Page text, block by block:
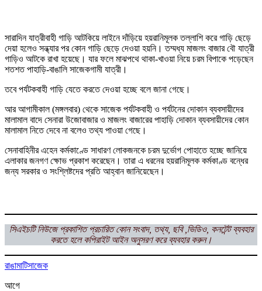
সারাদিন যাত্রীবাহী গাড়ি আটকিয়ে লাইনে দাঁড়িয়ে হয়রানিমূলক তল্লাশি করে গাড়ি ছেড়ে
দেয়া হলেও সন্ধ্যার পর কোন গাড়ি ছেড়ে দেওয়া হয়নি। তম্মধ্য মাজলং বাজার বৌ যাত্রী
গাড়িও আটকে রাখা হয়েছে। যার ফলে মাঝপথে থাকা-খাওয়া নিয়ে চরম বিপাকে পড়েছেন
শতশত পাহাড়ি-বাঙালি সাজেকগামী যাত্রী।
তবে পর্যটকবাহী গাড়ি যেতে করতে দেওয়া হচ্ছে বলে জানা গেছে।
আর আগামীকাল (মঙ্গলবার) থেকে সাজেক পর্যটকবাহী ও পর্যটনের দোকান ব্যবসায়ীদের
মালামাল বাদে সেনারা উজোবাজার ও মাজলং বাজারের পাহাড়ি দোকান ব্যবসায়ীদের কোন
মালামাল নিতে দেবে না বলেও তথ্য পাওয়া গেছে।
সেনাবাহিনীর এহেন কর্মকাণ্ডে সাধারণ লোকজনকে চরম দুর্ভোগ পোহাতে হচ্ছে জানিয়ে
এলাকার জনগণ ক্ষোভ প্রকাশ করেছেন। তারা এ ধরনের হয়রানিমূলক কর্মকাণ্ড বন্ধের
জন্য সরকার ও সংশ্লিষ্টদের প্রতি আহ্বান জানিয়েছেন।
সিএইচটি নিউজে প্রকাশিত প্রচারিত কোন সংবাদ, তথ্য, ছবি ,ভিডিও, কনটেন্ট ব্যবহার
করতে হলে কপিরাইট আইন অনুসরণ করে ব্যবহার করুন।
রাঙামাটিসাজেক
আগে